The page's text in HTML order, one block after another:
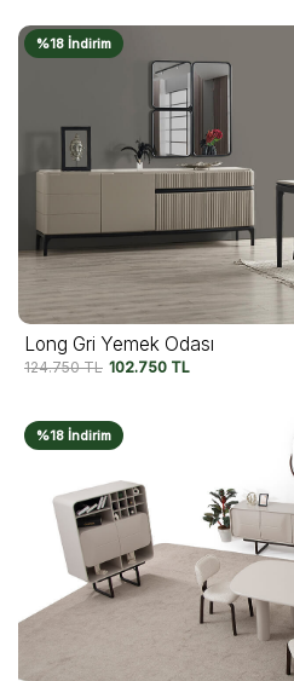
%18 İndirim
Long Gri Yemek Odası
124.750TL 102.750 TL
%18 İndirim